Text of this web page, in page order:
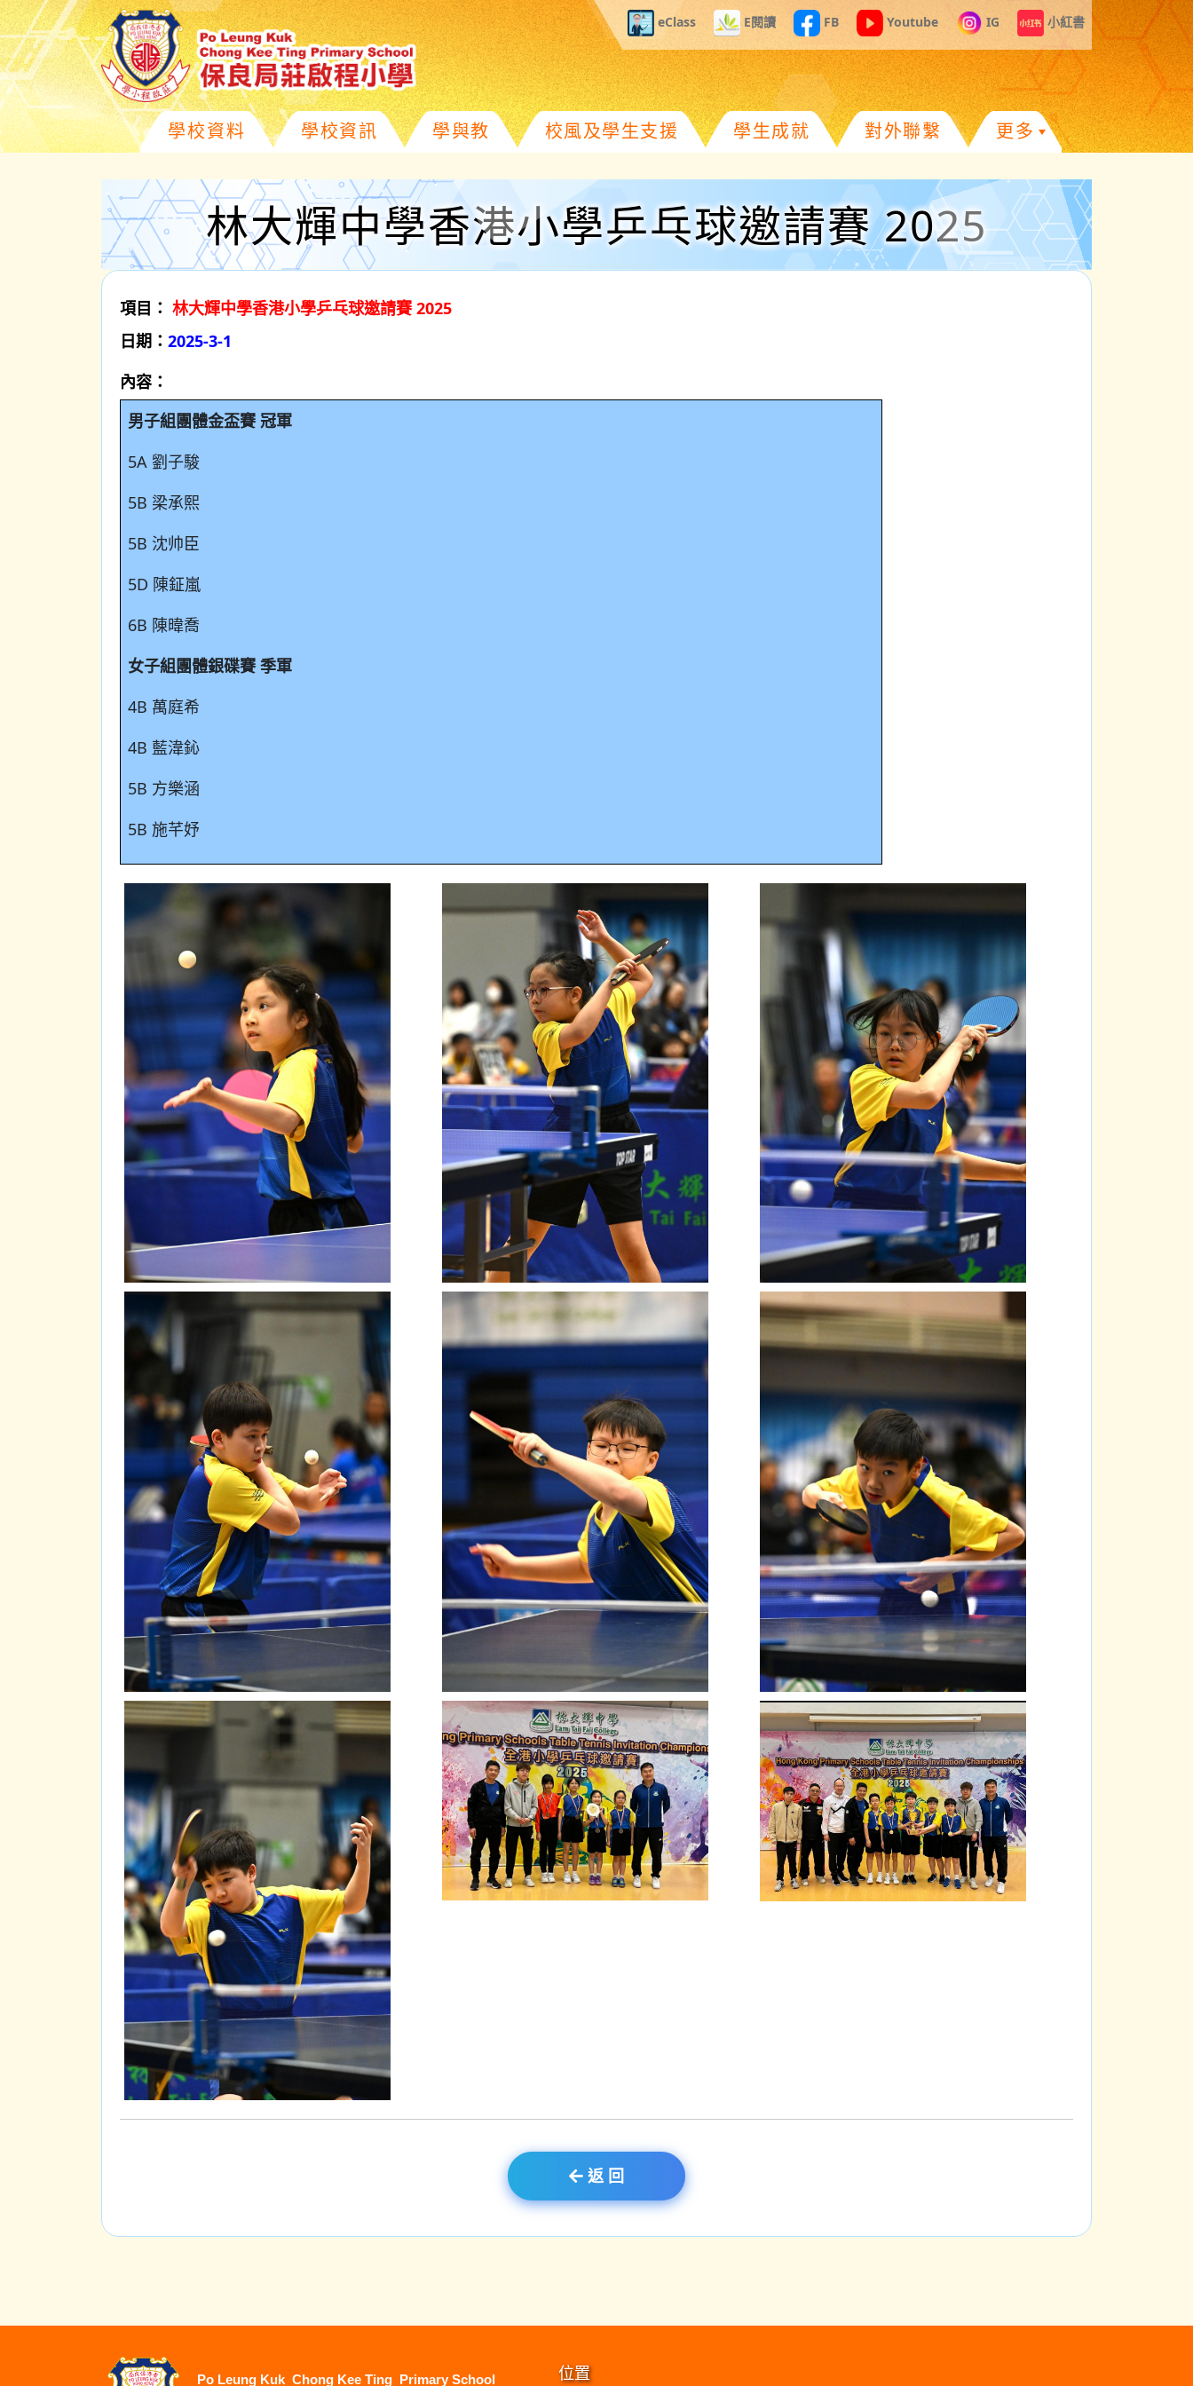
eClass E閱讀 FB Youtube IG 小紅書
學校資料 學校資訊 學與教 校風及學生支援 學生成就 對外聯繫 更多
林大輝中學香港小學乒乓球邀請賽 2025
項目： 林大輝中學香港小學乒乓球邀請賽 2025
日期： 2025-3-1
內容：
男子組團體金盃賽 冠軍
5A 劉子駿
5B 梁承熙
5B 沈帅臣
5D 陳鉦嵐
6B 陳暐喬
女子組團體銀碟賽 季軍
4B 萬庭希
4B 藍湋鈊
5B 方樂涵
5B 施芊妤
返 回
位置